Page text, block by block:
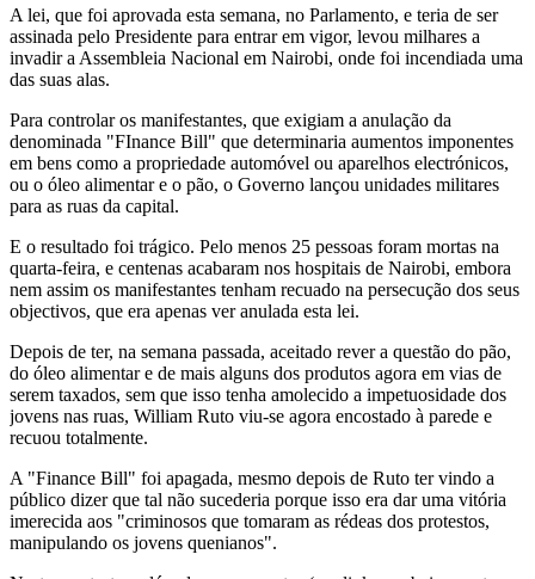
A lei, que foi aprovada esta semana, no Parlamento, e teria de ser
assinada pelo Presidente para entrar em vigor, levou milhares a
invadir a Assembleia Nacional em Nairobi, onde foi incendiada uma
das suas alas.
Para controlar os manifestantes, que exigiam a anulação da
denominada "FInance Bill" que determinaria aumentos imponentes
em bens como a propriedade automóvel ou aparelhos electrónicos,
ou o óleo alimentar e o pão, o Governo lançou unidades militares
para as ruas da capital.
E o resultado foi trágico. Pelo menos 25 pessoas foram mortas na
quarta-feira, e centenas acabaram nos hospitais de Nairobi, embora
nem assim os manifestantes tenham recuado na persecução dos seus
objectivos, que era apenas ver anulada esta lei.
Depois de ter, na semana passada, aceitado rever a questão do pão,
do óleo alimentar e de mais alguns dos produtos agora em vias de
serem taxados, sem que isso tenha amolecido a impetuosidade dos
jovens nas ruas, William Ruto viu-se agora encostado à parede e
recuou totalmente.
A "Finance Bill" foi apagada, mesmo depois de Ruto ter vindo a
público dizer que tal não sucederia porque isso era dar uma vitória
imerecida aos "criminosos que tomaram as rédeas dos protestos,
manipulando os jovens quenianos".